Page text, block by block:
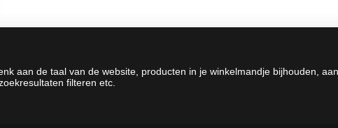
aan de taal van de website, producten in je winkelmandje bijhouden,
filteren etc.